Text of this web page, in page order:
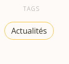
TAGS
Actualités